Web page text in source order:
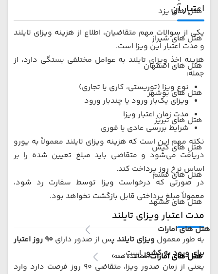
هتل های یزد
هتل های شیراز
هتل های اصفهان
هتل های بوشهر
هتل های تبریز
هتل های کیش
هتل های قشم
هتل های مشهد
هتل های امارات
هتل های امارات(مشاهده همه)
اعتبار آن
یکی از سوالات مهم متقاضیان، اطلاع از هزینه ویزای تایلند
و مدت اعتبار این ویزا است.
هزینه اخذ ویزای تایلند به عوامل مختلفی بستگی دارد، از
جمله:
نوع ویزا (توریستی، کاری یا تجاری)
ویزای یک‌بار ورود یا چندبار ورود
مدت زمان اعتبار ویزا
شرایط بررسی عادی یا فوری
نکته مهم این است که هزینه ویزای تایلند معمولاً به یورو
دریافت می‌شود و متقاضی باید مبلغ تعیین شده را بر
اساس نرخ روز پرداخت کند.
در صورتی که درخواست ویزا توسط سفارت رد شود،
معمولاً مبلغ پرداختی قابل بازگشت نخواهد بود.
مدت اعتبار ویزای تایلند
به طور معمول ویزای تایلند پس از صدور دارای
۹۰ روز اعتبار
برای ورود به کشوراست.
یعنی از زمان صدور ویزا، متقاضی ۹۰ روز فرصت دارد وارد